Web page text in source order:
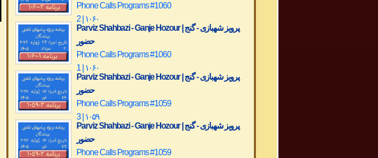
Phone Calls Programs #1060
2 | ۱۰۶۰
Parviz Shahbazi - Ganje Hozour | پرویز شهبازی - گنج
حضور
Phone Calls Programs #1060
1 | ۱۰۶۰
Parviz Shahbazi - Ganje Hozour | پرویز شهبازی - گنج
حضور
Phone Calls Programs #1059
3 | ۱۰۵۹
Parviz Shahbazi - Ganje Hozour | پرویز شهبازی - گنج
حضور
Phone Calls Programs #1059